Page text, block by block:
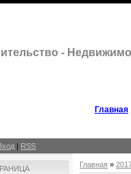
-
Главная
RSS
Главная »